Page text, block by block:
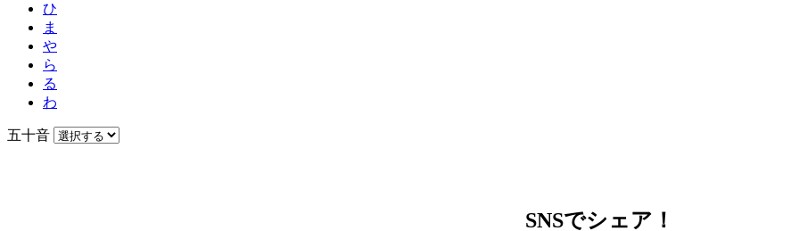
ひ
ま
や
ら
る
わ
五十音
SNSでシェア！